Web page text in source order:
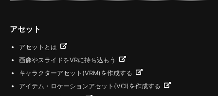
アセット
アセットとは
画像やスライドをVRに持ち込もう
キャラクターアセット(VRM)を作成する
アイテム・ロケーションアセット(VCI)を作成する